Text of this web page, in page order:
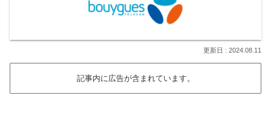
2024.08.11
記事内に広告が含まれています。